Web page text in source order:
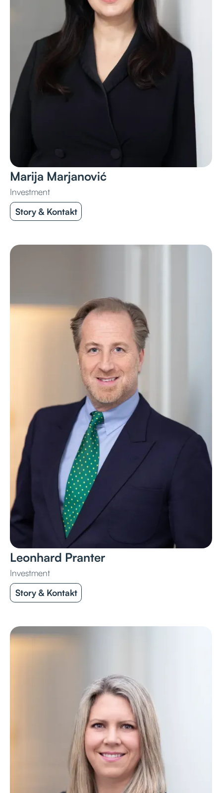
Marija Marjanović
Investment
Story & Kontakt
Leonhard Pranter
Investment
Story & Kontakt